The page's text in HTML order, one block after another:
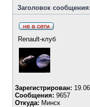
Заголовок сообщения:
Renault-клуб
Зарегистрирован:
Сообщения: 9657
Откуда: Минск